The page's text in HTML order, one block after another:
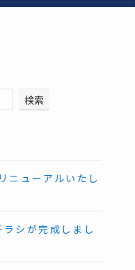
検索
ニューアルいたし
シが完成しまし